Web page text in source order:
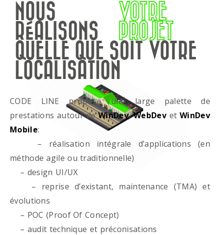
NOUS
RÉALISONS
VOTRE
PROJET
QUELLE QUE SOIT VOTRE
LOCALISATION
CODE LINE propose une large palette de
prestations autour deWinDev,WebDevet WinDev
Mobile:
– réalisation intégrale d’applications (en
méthode agile ou traditionnelle)
– design UI/UX
– reprise d’existant, maintenance (TMA) et
évolutions
– POC (Proof Of Concept)
– audit technique et préconisations